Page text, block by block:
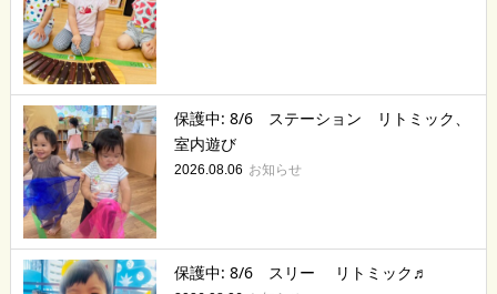
保護中: 8/6 ステーション リトミック、
室内遊び
2026.08.06 お知らせ
保護中: 8/6 スリー リトミック♬